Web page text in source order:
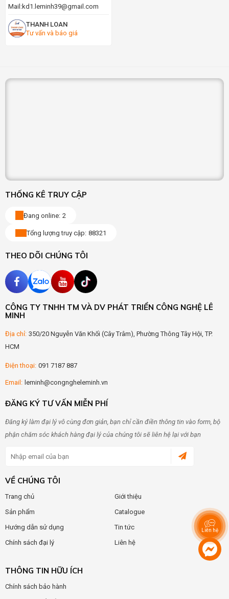
Mail:kd1.leminh39@gmail.com
THANH LOAN
Tư vấn và báo giá
THỐNG KÊ TRUY CẬP
Đang online: 2
Tổng lượng truy cập: 88321
THEO DÕI CHÚNG TÔI
CÔNG TY TNHH TM VÀ DV PHÁT TRIỂN CÔNG NGHỆ LÊ
MINH
Địa chỉ: 350/20 Nguyễn Văn Khối (Cây Trâm), Phường Thông Tây Hội, TP.
HCM
Điện thoại: 091 7187 887
Email: leminh@congngheleminh.vn
ĐĂNG KÝ TƯ VẤN MIỄN PHÍ
Đăng ký làm đại lý vô cùng đơn giản, bạn chỉ cần điền thông tin vào form, bộ
phận chăm sóc khách hàng đại lý của chúng tôi sẽ liên hệ lại với bạn
VỀ CHÚNG TÔI
Trang chủ
Giới thiệu
Sản phẩm
Catalogue
Hướng dẫn sử dụng
Tin tức
Chính sách đại lý
Liên hệ
THÔNG TIN HỮU ÍCH
Chính sách bảo hành
Liên hệ